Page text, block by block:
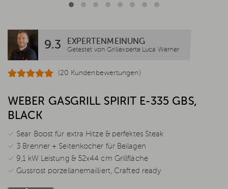
9.3 EXPERTENMEINUNG
Getestet von Grillexperte Luca Werner
(20 Kundenbewertungen)
WEBER GASGRILL SPIRIT E-335 GBS,
BLACK
✓ Sear Boost für extra Hitze & perfektes Steak
✓ 3 Brenner + Seitenkocher für Beilagen
✓ 9,1 kW Leistung & 52x44 cm Grillfläche
✓ Gussrost porzellanemailliert, Crafted ready